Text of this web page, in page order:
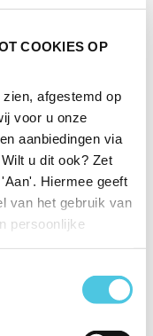
COOKIES OP
afgestemd op
voor u onze
aanbiedingen via
u dit ook? Zet
Hiermee geeft
van het gebruik van
persoonlijke
Informatie